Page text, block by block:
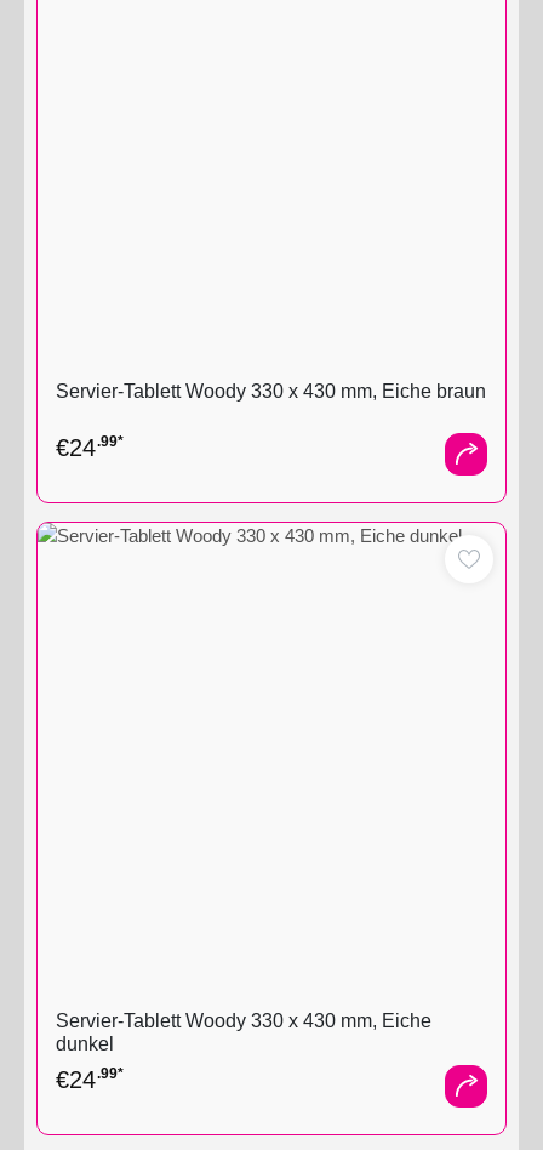
Servier-Tablett Woody 330 x 430 mm, Eiche braun
€24.99*
Servier-Tablett Woody 330 x 430 mm, Eiche
dunkel
€24.99*